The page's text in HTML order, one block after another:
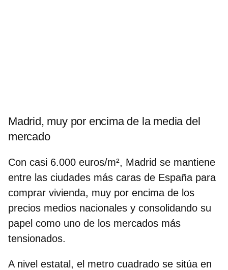
Madrid, muy por encima de la media del
mercado
Con casi 6.000 euros/m², Madrid se mantiene
entre las ciudades más caras de España para
comprar vivienda, muy por encima de los
precios medios nacionales y consolidando su
papel como uno de los mercados más
tensionados.
A nivel estatal, el metro cuadrado se sitúa en